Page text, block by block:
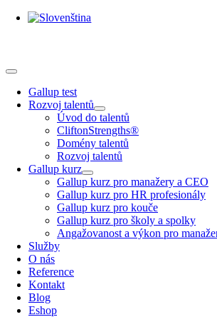
Skip
Toggle
Navigation
Gallup test
Rozvoj talentů
Úvod do talentů
CliftonStrengths®
Domény talentů
Rozvoj talentů
Gallup kurz
Gallup kurz pro manažery a CEO
Gallup kurz pro HR profesionály
Gallup kurz pro kouče
Gallup kurz pro školy a spolky
Angažovanost a výkon pro
Služby
O nás
Reference
Kontakt
Blog
Eshop